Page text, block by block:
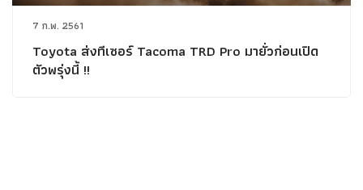
7 ก.พ. 2561
Toyota ส่งทีเซอร์ Tacoma TRD Pro มายั่วก่อนเปิด
ตัวพรุ่งนี้ !!